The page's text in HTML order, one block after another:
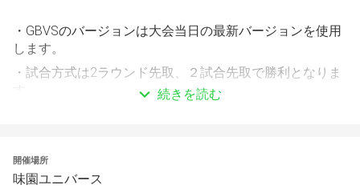
・GBVSのバージョンは大会当日の最新バージョンを使用
します。
・試合方式は2ラウンド先取、２試合先取で勝利となりま
・試合時間は９９秒となります。
・対戦ステージは「城砦都市アルビオン　コロシアム」固
続きを読む
開催場所
味園ユニバース